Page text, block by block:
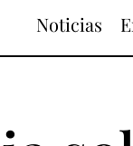
Noticias